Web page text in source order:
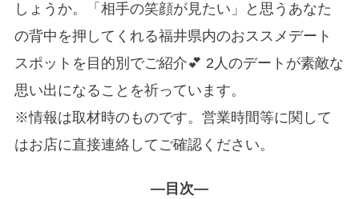
しょうか。「相手の笑顔が見たい」と思うあなた
の背中を押してくれる福井県内のおススメデート
スポットを目的別でご紹介💕 2人のデートが素敵な
思い出になることを祈っています。
※情報は取材時のものです。営業時間等に関して
はお店に直接連絡してご確認ください。
―目次―